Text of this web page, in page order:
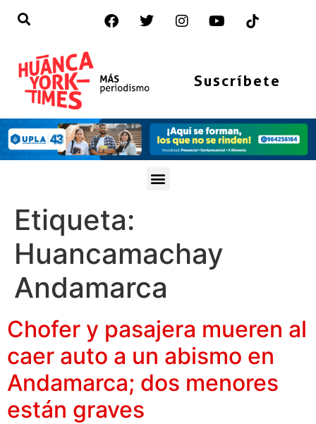
Suscríbete
Etiqueta:
Huancamachay
Andamarca
Chofer y pasajera mueren al
caer auto a un abismo en
Andamarca; dos menores
están graves